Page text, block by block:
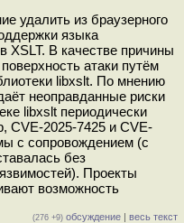
удалить из браузерного
языка
XSLT. В качестве причины
атаки путём
libxslt. По мнению
неоправданные риски
libxslt периодически
CVE-2025-7425 и CVE-
с сопровождением (с
без
Проекты
возможность
(276 +9) обсуждение | весь текст